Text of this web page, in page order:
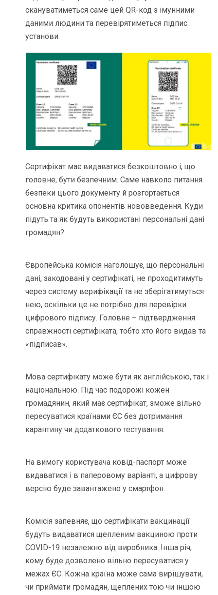
скануватиметься саме цей QR-код з імунними
даними людини та перевірятиметься підпис
установи.
Сертифікат має видаватися безкоштовно і, що
головне, бути безпечним. Саме навколо питання
безпеки цього документу й розгортається
основна критика опонентів нововведення. Куди
підуть та як будуть використані персональні дані
громадян?
Європейська комісія наголошує, що персональні
дані, закодовані у сертифікаті, не проходитимуть
через систему верифікації та не зберігатимуться
нею, оскільки це не потрібно для перевірки
цифрового підпису. Головне – підтвердження
справжності сертифіката, тобто хто його видав та
«підписав».
Мова сертифікату може бути як англійською, так і
національною. Під час подорожі кожен
громадянин, який має сертифікат, зможе вільно
пересуватися країнами ЄС без дотримання
карантину чи додаткового тестування.
На вимогу користувача ковід-паспорт може
видаватися і в паперовому варіанті, а цифрову
версію буде завантажено у смартфон.
Комісія запевняє, що сертифікати вакцинації
будуть видаватися щепленим вакциною проти
COVID-19 незалежно від виробника. Інша річ,
кому буде дозволено вільно пересуватися у
межах ЄС. Кожна країна може сама вирішувати,
чи приймати громадян, щеплених тою чи іншою